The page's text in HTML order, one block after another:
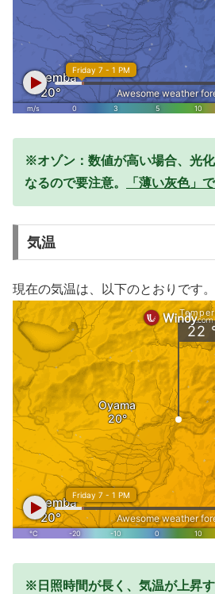
※オゾン：数値が高い場合、光
なるので要注意。
「薄い灰色」
気温
現在の気温は、以下のとおりです。
※日照時間が長く、気温が上昇